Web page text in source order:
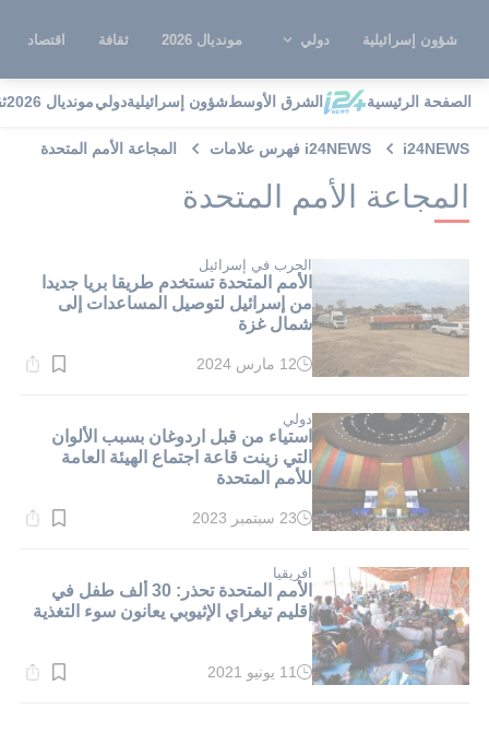
شؤون إسرائيلية دولي مونديال 2026 ثقافة اقتصاد
الصفحة الرئيسية الشرق الأوسطشؤون إسرائيليةدوليمونديال 2026
i24NEWS i24NEWS فهرس علامات المجاعة الأمم المتحدة
المجاعة الأمم المتحدة
الحرب في إسرائيل
الأمم المتحدة تستخدم طريقا بريا جديدا
من إسرائيل لتوصيل المساعدات إلى
شمال غزة
وقت
دقيقة.
12 مارس 2024
دولي
استياء من قبل اردوغان بسبب الألوان
التي زينت قاعة اجتماع الهيئة العامة
للأمم المتحدة
وقت
دقيقة.
23 سبتمبر 2023
افريقيا
الأمم المتحدة تحذر: 30 ألف طفل في
إقليم تيغراي الإثيوبي يعانون سوء التغذية
وقت
11 يونيو 2021